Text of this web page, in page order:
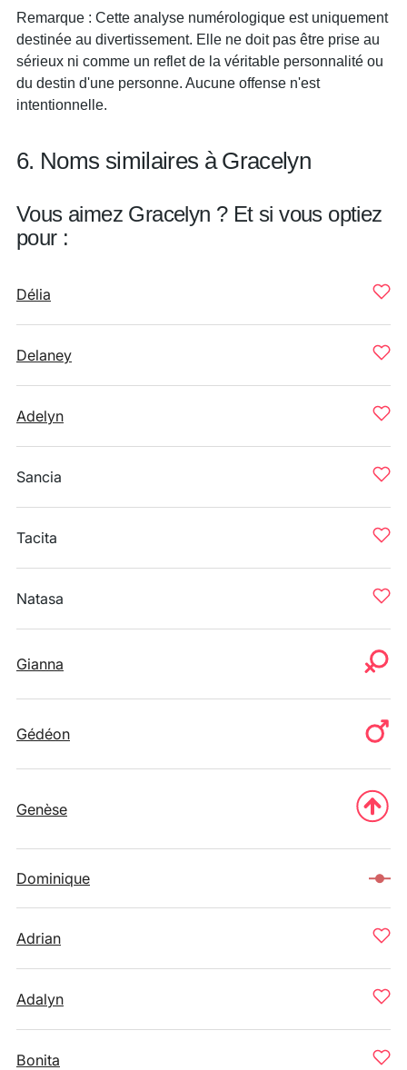
Remarque : Cette analyse numérologique est uniquement
destinée au divertissement. Elle ne doit pas être prise au
sérieux ni comme un reflet de la véritable personnalité ou
du destin d'une personne. Aucune offense n'est
intentionnelle.
6. Noms similaires à Gracelyn
Vous aimez Gracelyn ? Et si vous optiez
pour :
Délia
Delaney
Adelyn
Sancia
Tacita
Natasa
Gianna
Gédéon
Genèse
Dominique
Adrian
Adalyn
Bonita